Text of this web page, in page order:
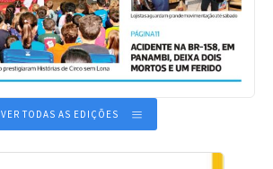
VER TODAS AS EDIÇÕES